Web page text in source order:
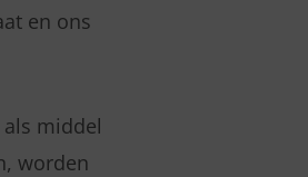
en ons
middel
worden